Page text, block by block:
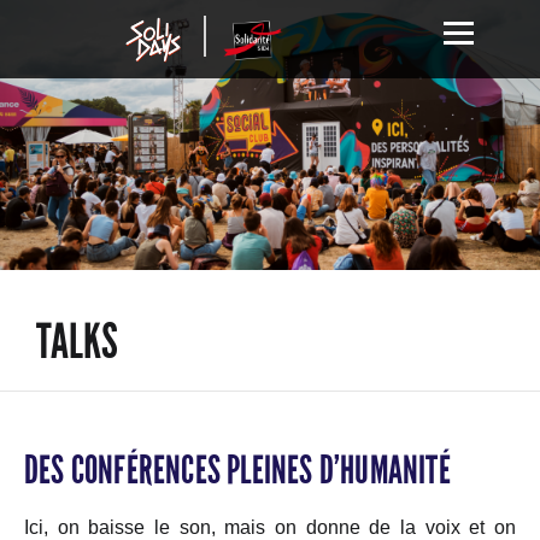
TALKS
DES CONFÉRENCES PLEINES D’HUMANITÉ
Ici, on baisse le son, mais on donne de la voix et on